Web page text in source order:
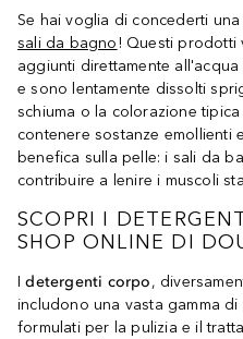
Se hai voglia di concederti
sali da bagno! Questi prodotti
aggiunti direttamente all'acqua
e sono lentamente dissolti
schiuma o la colorazione
contenere sostanze emollienti
benefica sulla pelle: i sali da
contribuire a lenire i muscoli
SCOPRI I
SHOP ONLINE DI
Idetergenti corpo,
includono una vasta gamma
formulati per la pulizia e il